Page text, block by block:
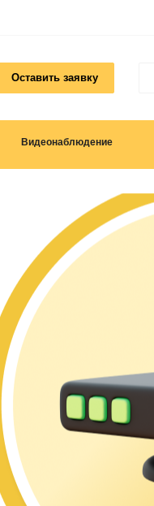
Оставить заявку
Видеонаблюдение